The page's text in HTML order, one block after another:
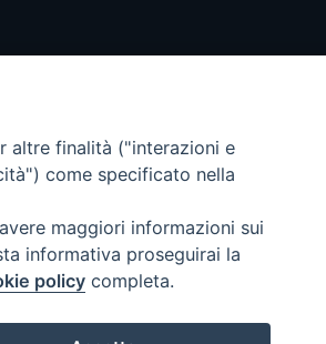
altre finalità ("interazioni e
come specificato nella
maggiori informazioni sui
informativa proseguirai la
policy completa.